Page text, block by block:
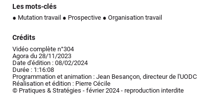
Les mots-clés
● Mutation travail ● Prospective ● Organisation travail
Crédits
Vidéo complète n°304
Agora du 28/11/2023
Date d'édition : 08/02/2024
Durée : 1:16:08
Programmation et animation : Jean Besançon, directeur de l'UODC
Réalisation et édition : Pierre Cécile
© Pratiques & Stratégies - février 2024 - reproduction interdite